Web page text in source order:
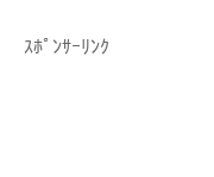
ｽﾎﾟﾝｻｰﾘﾝｸ